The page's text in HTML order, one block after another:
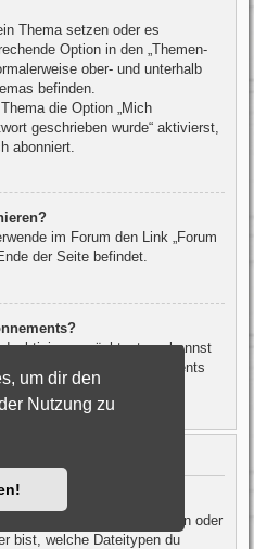
um dir den
Nutzung zu
Thema setzen oder es
Option in den „Themen-
ober- und unterhalb
befinden.
die Option „Mich
geschrieben wurde“ aktivierst,
abonniert.
im Forum den Link „Forum
der Seite befindet.
möchtest, so kannst
„Einstieg“ – „Abonnements
Forum zulässig?
Dateitypen zulassen oder
bist, welche Dateitypen du